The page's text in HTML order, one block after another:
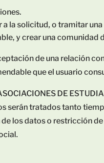
la solicitud, o tramitar
y crear una comunidad
de una relación
que el usuario
DE
serán tratados tanto
los datos o restricción